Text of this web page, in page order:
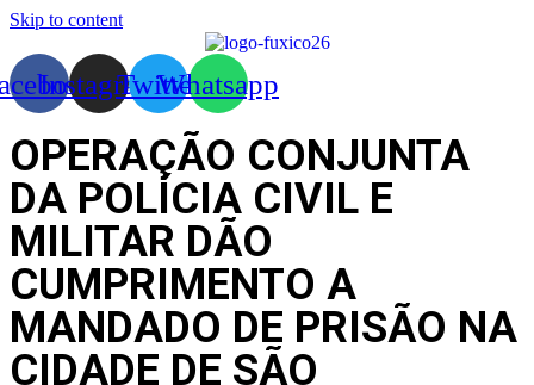
Skip to content
InstagramTwitterWhatsapp
OPERAÇÃO CONJUNTA
DA POLÍCIA CIVIL E
MILITAR DÃO
CUMPRIMENTO A
MANDADO DE PRISÃO NA
CIDADE DE SÃO